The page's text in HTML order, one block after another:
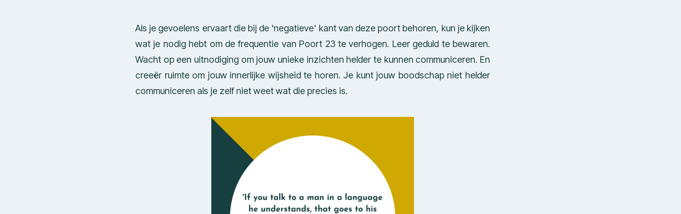
Als je gevoelens ervaart die bij de 'negatieve' kant van deze poort behoren, kun je kijken
wat je nodig hebt om de frequentie van Poort 23 te verhogen. Leer geduld te bewaren.
Wacht op een uitnodiging om jouw unieke inzichten helder te kunnen communiceren. En
creeër ruimte om jouw innerlijke wijsheid te horen. Je kunt jouw boodschap niet helder
communiceren als je zelf niet weet wat die precies is.